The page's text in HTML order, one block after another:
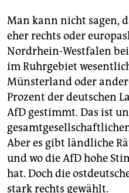
Man kann nicht sagen,
eher rechts oder
Nordrhein-Westfalen
im Ruhrgebiet
Münsterland oder
Prozent der deutschen
AfD gestimmt. Das ist
Aber es gibt ländliche
und wo die AfD hohe
hat. Doch die
stark rechts gewählt.